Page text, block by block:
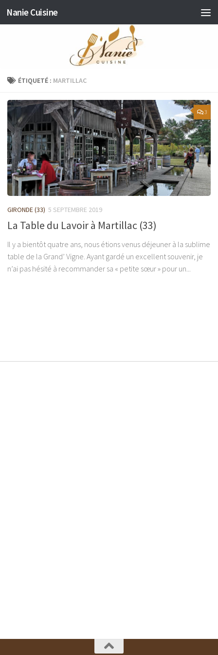
Skip to content
Nanie Cuisine
ÉTIQUETÉ : MARTILLAC
3
GIRONDE (33) 5 SEPTEMBRE 2019
La Table du Lavoir à Martillac (33)
Il y a bientôt quatre ans, nous étions venus déjeuner à la sublime
table de la Grand’ Vigne. Ayant gardé un excellent souvenir, je
n’ai pas hésité à recommander sa « petite sœur » pour un...